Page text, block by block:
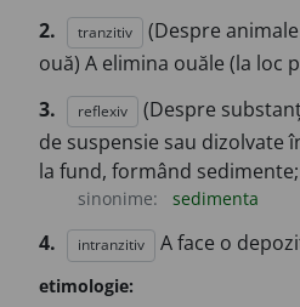
2. tranzitiv
(Despre
ouă) A elimina ouăle (la loc
3.
reflexiv
(Despre
de suspensie sau dizolvate
la fund, formând
sinonime: sedimenta
4. intranzitiv A face o
etimologie: